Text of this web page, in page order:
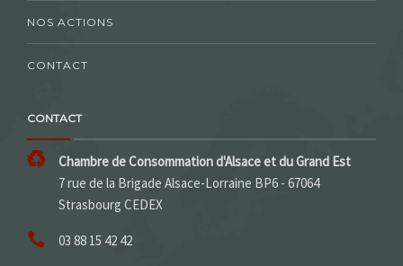
NOS ACTIONS
CONTACT
CONTACT
Chambre de Consommation d'Alsace et du Grand Est
7 rue de la Brigade Alsace-Lorraine BP6 - 67064
Strasbourg CEDEX
03 88 15 42 42